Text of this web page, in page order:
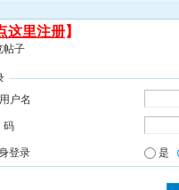
这里注册】
帖子
用户名
码
登录 是